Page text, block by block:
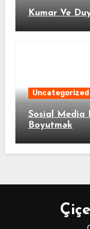
Kumar Ve
Uncategorized
Sosial Media
Boyutmək